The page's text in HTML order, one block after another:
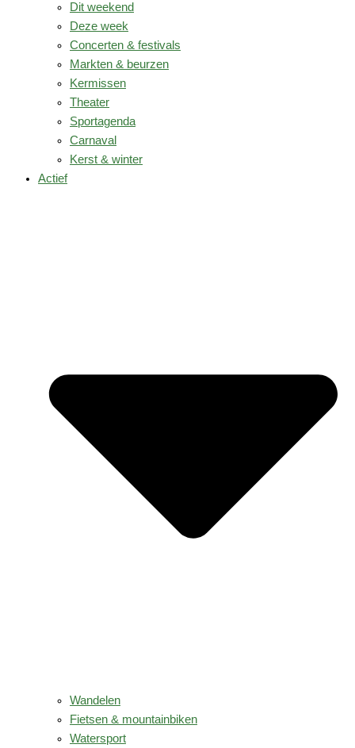
Dit weekend
Deze week
Concerten & festivals
Markten & beurzen
Kermissen
Theater
Sportagenda
Carnaval
Kerst & winter
Actief
Wandelen
Fietsen & mountainbiken
Watersport